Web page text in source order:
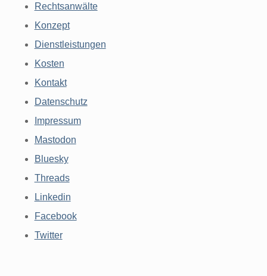
Rechtsanwälte
Konzept
Dienstleistungen
Kosten
Kontakt
Datenschutz
Impressum
Mastodon
Bluesky
Threads
Linkedin
Facebook
Twitter